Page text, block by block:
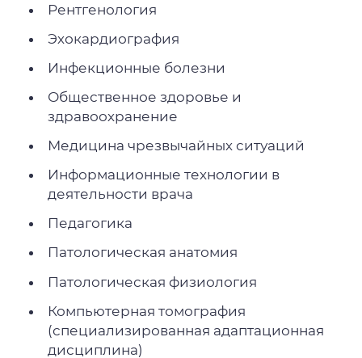
Рентгенология
Эхокардиография
Инфекционные болезни
Общественное здоровье и
здравоохранение
Медицина чрезвычайных ситуаций
Информационные технологии в
деятельности врача
Педагогика
Патологическая анатомия
Патологическая физиология
Компьютерная томография
(специализированная адаптационная
дисциплина)